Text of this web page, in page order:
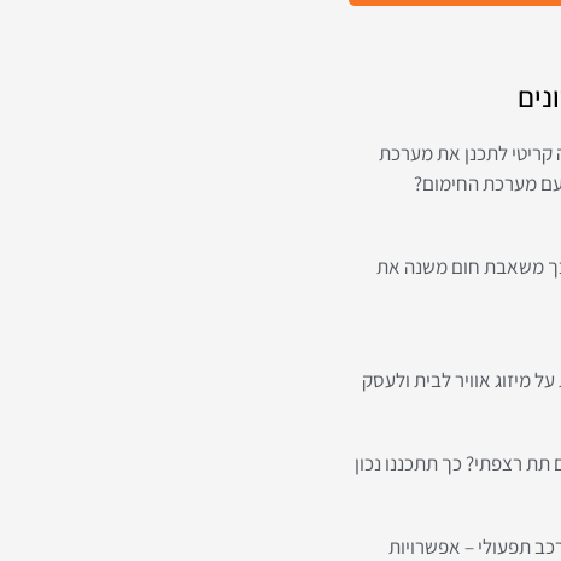
לתכנן את מערכת
מערכת החימום?
משאבת חום משנה את
מיזוג אוויר לבית ולעסק
תת רצפתי? כך תתכננו נכון
תפעולי – אפשרויות